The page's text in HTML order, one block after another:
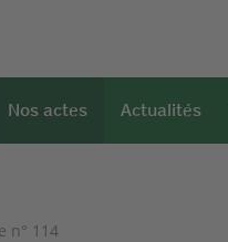
Nos actes Actualités
n° 114